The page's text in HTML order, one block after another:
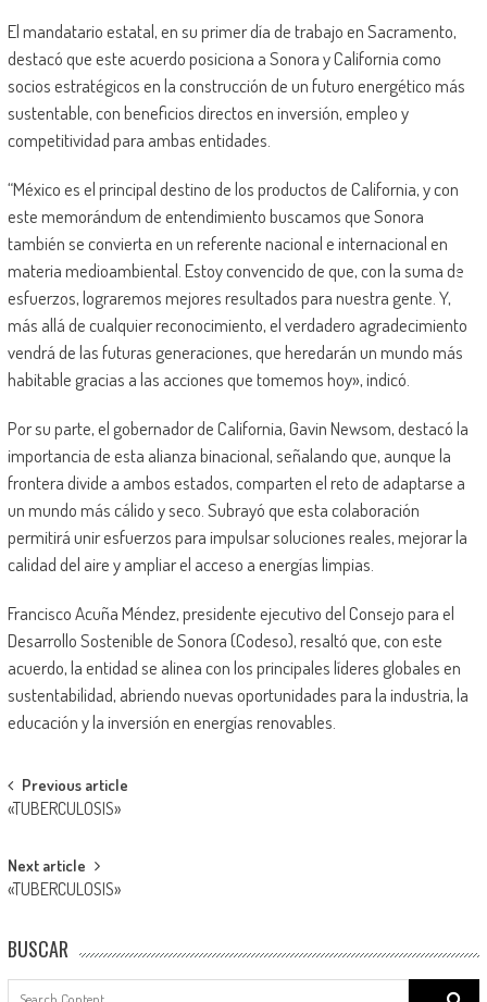
El mandatario estatal, en su primer día de trabajo en Sacramento,
destacó que este acuerdo posiciona a Sonora y California como
socios estratégicos en la construcción de un futuro energético más
sustentable, con beneficios directos en inversión, empleo y
competitividad para ambas entidades.
“México es el principal destino de los productos de California, y con
este memorándum de entendimiento buscamos que Sonora
también se convierta en un referente nacional e internacional en
materia medioambiental. Estoy convencido de que, con la suma de
esfuerzos, lograremos mejores resultados para nuestra gente. Y,
más allá de cualquier reconocimiento, el verdadero agradecimiento
vendrá de las futuras generaciones, que heredarán un mundo más
habitable gracias a las acciones que tomemos hoy», indicó.
Por su parte, el gobernador de California, Gavin Newsom, destacó la
importancia de esta alianza binacional, señalando que, aunque la
frontera divide a ambos estados, comparten el reto de adaptarse a
un mundo más cálido y seco. Subrayó que esta colaboración
permitirá unir esfuerzos para impulsar soluciones reales, mejorar la
calidad del aire y ampliar el acceso a energías limpias.
Francisco Acuña Méndez, presidente ejecutivo del Consejo para el
Desarrollo Sostenible de Sonora (Codeso), resaltó que, con este
acuerdo, la entidad se alinea con los principales líderes globales en
sustentabilidad, abriendo nuevas oportunidades para la industria, la
educación y la inversión en energías renovables.
Post
navigation
Previous article
«TUBERCULOSIS»
Next article
«TUBERCULOSIS»
BUSCAR
Search